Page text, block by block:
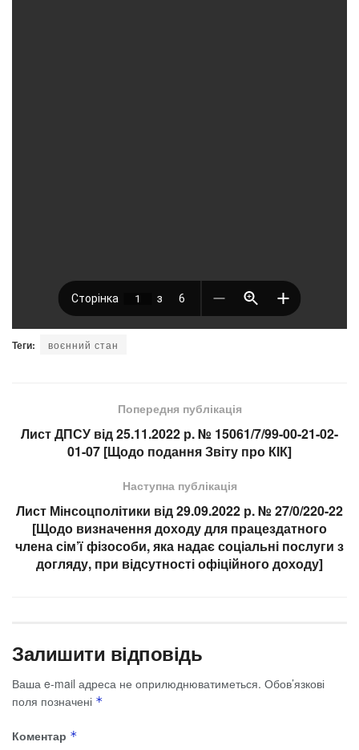
Теги: воєнний стан
Попередня публікація
Лист ДПСУ від 25.11.2022 р. № 15061/7/99-00-21-02-
01-07 [Щодо подання Звіту про КІК]
Наступна публікація
Лист Мінсоцполітики від 29.09.2022 р. № 27/0/220-22
[Щодо визначення доходу для працездатного
члена сім’ї фізособи, яка надає соціальні послуги з
догляду, при відсутності офіційного доходу]
Залишити відповідь
Ваша e-mail адреса не оприлюднюватиметься. Обов’язкові
поля позначені *
Коментар *